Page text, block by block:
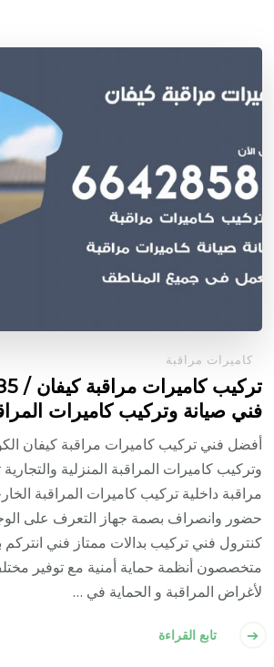
كاميرات مراقبة
فني صيانة وتركيب كاميرات
أفضل فني تركيب كاميرات مراقبة كيفان
وتركيب كاميرات المراقبة المنزلية
مراقبة داخلية تركيب كاميرات المراقبة
حضور وانصراف بصمة جهاز التعرف على
كنترول فني تركيب بدالات ممتاز فني انتركم
متخصصون أنظمة حماية أمنية مع توفير
لأغراض المراقبة و الحماية في …
تابع القراءة